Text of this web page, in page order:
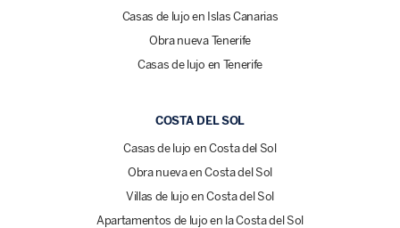
Casas de lujo en Islas Canarias
Obra nueva Tenerife
Casas de lujo en Tenerife
COSTA DEL SOL
Casas de lujo en Costa del Sol
Obra nueva en Costa del Sol
Villas de lujo en Costa del Sol
Apartamentos de lujo en la Costa del Sol